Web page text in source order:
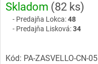
cena:
Skladom (82 ks)
Predajňa Lokca:48
Predajňa Lisková:34
Kód: PA-ZASVELLO-CN-05